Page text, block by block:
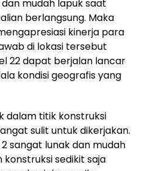
mudah lapuk saat
berlangsung. Maka
kinerja para
di lokasi tersebut
22 dapat berjalan lancar
kondisi geografis yang
dalam titik konstruksi
sulit untuk dikerjakan.
sangat lunak dan mudah
konstruksi sedikit saja